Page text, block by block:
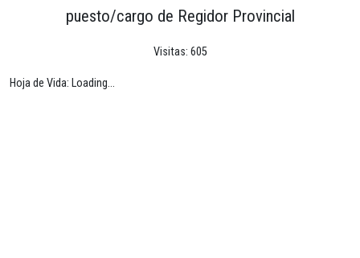
puesto/cargo de Regidor Provincial
Visitas: 605
Hoja de Vida: Loading...